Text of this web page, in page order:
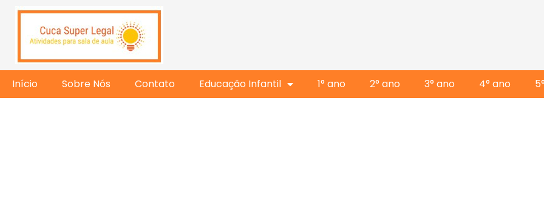
Início Sobre Nós Contato Educação Infantil 1° ano 2° ano 3° ano 4° ano